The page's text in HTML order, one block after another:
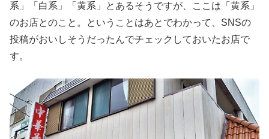
系」「白系」「黄系」とあるそうですが、ここは「黄系」
のお店とのこと。ということはあとでわかって、SNSの
投稿がおいしそうだったんでチェックしておいたお店で
す。